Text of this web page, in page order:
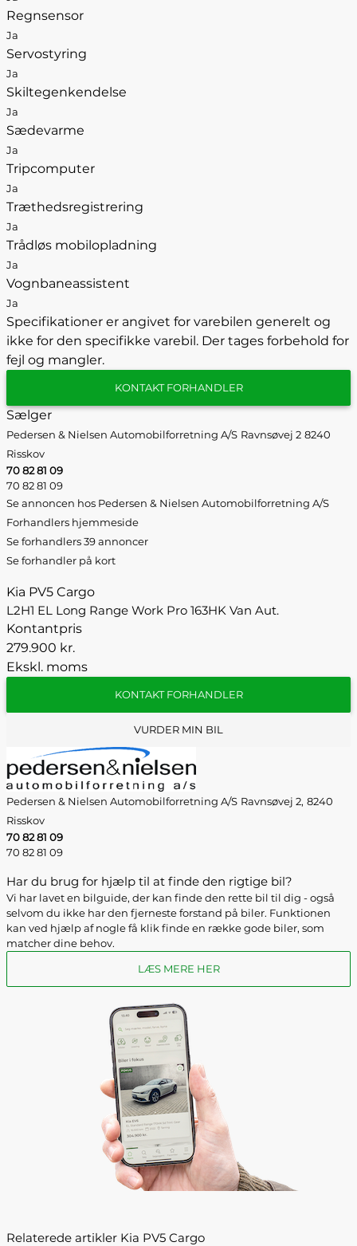
Regnsensor
Ja
Servostyring
Ja
Skiltegenkendelse
Ja
Sædevarme
Ja
Tripcomputer
Ja
Træthedsregistrering
Ja
Trådløs mobilopladning
Ja
Vognbaneassistent
Ja
Specifikationer er angivet for varebilen generelt og
ikke for den specifikke varebil. Der tages forbehold for
fejl og mangler.
KONTAKT FORHANDLER
Sælger
Pedersen & Nielsen Automobilforretning A/S Ravnsøvej 2 8240
Risskov
70 82 81 09
70 82 81 09
Se annoncen hos Pedersen & Nielsen Automobilforretning A/S
Forhandlers hjemmeside
Se forhandlers 39 annoncer
Se forhandler på kort
Kia PV5 Cargo
L2H1 EL Long Range Work Pro 163HK Van Aut.
Kontantpris
279.900 kr.
Ekskl. moms
KONTAKT FORHANDLER
VURDER MIN BIL
Pedersen & Nielsen Automobilforretning A/S Ravnsøvej 2, 8240
Risskov
70 82 81 09
70 82 81 09
Har du brug for hjælp til at finde den rigtige bil?
Vi har lavet en bilguide, der kan finde den rette bil til dig - også
selvom du ikke har den fjerneste forstand på biler. Funktionen
kan ved hjælp af nogle få klik finde en række gode biler, som
matcher dine behov.
LÆS MERE HER
Relaterede artikler Kia PV5 Cargo